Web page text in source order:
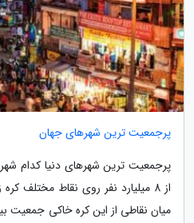
پرجمعیت ترین شهرهای جهان
پرجمعیت ترین شهرهای دنیا کدام
از 8 میلیارد نفر روی نقاط مختلف
میان نقاطی از این کره خاکی جمعیت